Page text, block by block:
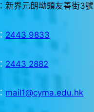
新界元朗坳頭友善街3號
2443 9833
2443 2882
mail1@cyma.edu.hk